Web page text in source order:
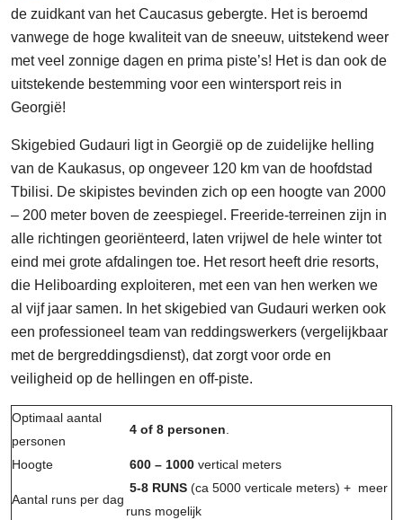
de zuidkant van het Caucasus gebergte. Het is beroemd
vanwege de hoge kwaliteit van de sneeuw, uitstekend weer
met veel zonnige dagen en prima piste’s! Het is dan ook de
uitstekende bestemming voor een wintersport reis in
Georgië!
Skigebied Gudauri ligt in Georgië op de zuidelijke helling
van de Kaukasus, op ongeveer 120 km van de hoofdstad
Tbilisi. De skipistes bevinden zich op een hoogte van 2000
– 200 meter boven de zeespiegel. Freeride-terreinen zijn in
alle richtingen georiënteerd, laten vrijwel de hele winter tot
eind mei grote afdalingen toe. Het resort heeft drie resorts,
die Heliboarding exploiteren, met een van hen werken we
al vijf jaar samen. In het skigebied van Gudauri werken ook
een professioneel team van reddingswerkers (vergelijkbaar
met de bergreddingsdienst), dat zorgt voor orde en
veiligheid op de hellingen en off-piste.
Optimaal aantal
personen
4 of 8 personen.
Hoogte 600 – 1000 vertical meters
Aantal runs per dag
5-8 RUNS (ca 5000 verticale meters) + meer
runs mogelijk